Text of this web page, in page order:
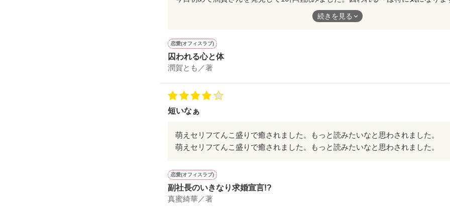
編で高梨くんにもチャンスを挙げて欲しいです。
続きを見る
恋愛(オフィスラブ)
囚われる心と体
潤賀とも／著
短いなぁ
萌えセリフてんこ盛りで癒されました。もっと読みたいなと思わされました。
萌えセリフてんこ盛りで癒されました。もっと読みたいなと思わされました。
恋愛(オフィスラブ)
副社長のいきなり求婚宣言!?
真蜜綺華／著